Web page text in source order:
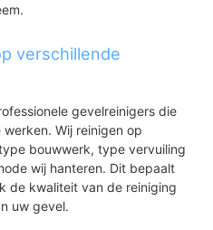
L(Obelia)
verschillende
gevelreinigers die
Wij reinigen op
bouwwerk, type vervuiling
wij hanteren. Dit bepaalt
de kwaliteit van de reiniging
uw gevel.